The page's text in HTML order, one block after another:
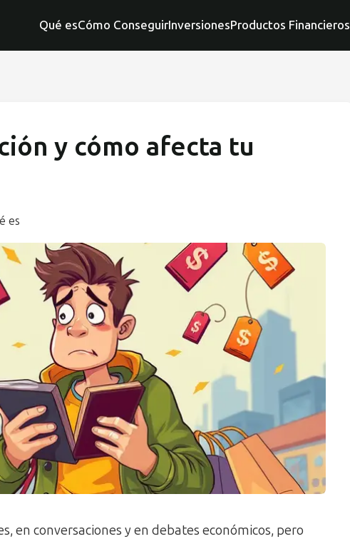
Qué esCómo ConseguirInversionesProductos Financieros
y cómo afecta tu
es
en conversaciones y en debates económicos, pero